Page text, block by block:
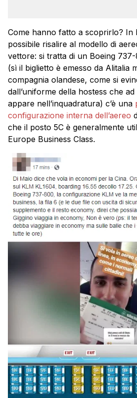
Come hanno fatto a scoprirlo? In
possibile risalire al modello di
vettore: si tratta di un Boeing
(sì il biglietto è emesso da Alitalia
compagnia olandese, come si
dall’uniforme della hostess che
appare nell’inquadratura) c’è una
configurazione interna dell’aereo
che il posto 5C è generalmente
Europe Business Class.